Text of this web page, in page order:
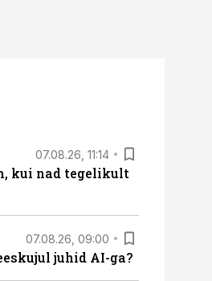
07.08.26, 11:14
kui nad tegelikult
07.08.26, 09:00
juhid AI-ga?